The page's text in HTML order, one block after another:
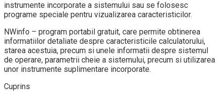
instrumente incorporate a sistemului sau se folosesc
programe speciale pentru vizualizarea caracteristicilor.
NWinfo – program portabil gratuit, care permite obtinerea
informatiilor detaliate despre caracteristicile calculatorului,
starea acestuia, precum si unele informatii despre sistemul
de operare, parametrii cheie a sistemului, precum si utilizarea
unor instrumente suplimentare incorporate.
Cuprins